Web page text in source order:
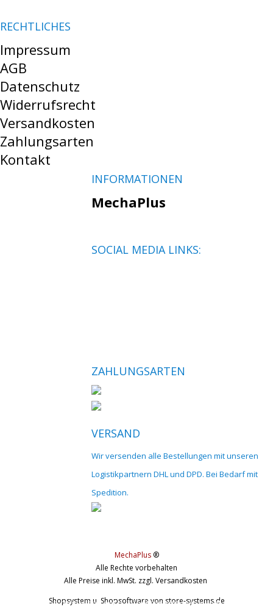
© 2017 cnc-modellbau.net | info@cnc-modellbau.net | +49
RECHTLICHES
Impressum
AGB
Datenschutz
Widerrufsrecht
Versandkosten
Zahlungsarten
Kontakt
INFORMATIONEN
MechaPlus
SOCIAL MEDIA LINKS:
ZAHLUNGSARTEN
VERSAND
Wir versenden alle Bestellungen mit unseren
Logistikpartnern DHL und DPD. Bei Bedarf mit
Spedition.
MechaPlus ®
Alle Rechte vorbehalten
Alle Preise inkl. MwSt. zzgl. Versandkosten
Shopsystem u. Shopsoftware von store-systems.de